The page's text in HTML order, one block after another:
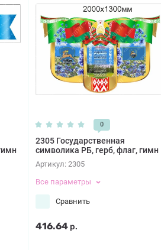
0
2305 Государственная
символика РБ, герб, флаг, гимн
Артикул: 2305
Все параметры
Сравнить
416.64 р.